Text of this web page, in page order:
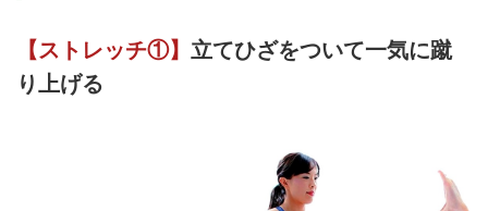
【ストレッチ①】 立てひざをついて一気に蹴
り上げる